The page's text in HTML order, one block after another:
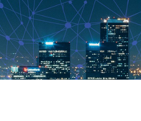
학회지검색
채용/모집안내
온라인문의